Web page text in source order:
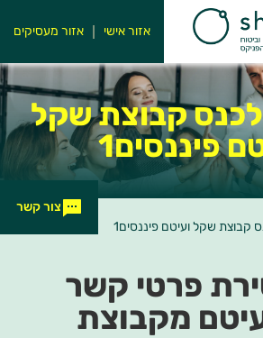
אזור אישי אזור מעסיקים
קבוצת שקל
פיננסים1
שקל ועיטם פיננסים1
פרטי קשר
מקבוצת
צור קשר